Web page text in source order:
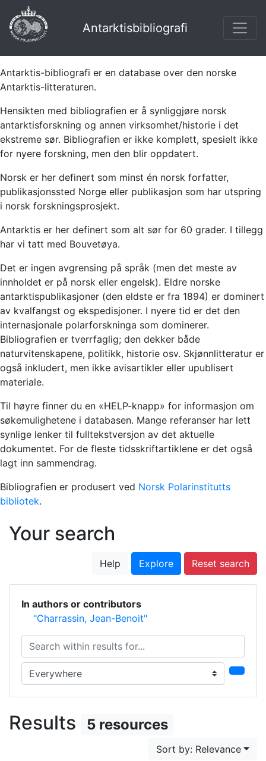
Antarktisbibliografi
Antarktis-bibliografi er en database over den norske
Antarktis-litteraturen.
Hensikten med bibliografien er å synliggjøre norsk
antarktisforskning og annen virksomhet/historie i det
ekstreme sør. Bibliografien er ikke komplett, spesielt ikke
for nyere forskning, men den blir oppdatert.
Norsk er her definert som minst én norsk forfatter,
publikasjonssted Norge eller publikasjon som har utspring
i norsk forskningsprosjekt.
Antarktis er her definert som alt sør for 60 grader. I tillegg
har vi tatt med Bouvetøya.
Det er ingen avgrensing på språk (men det meste av
innholdet er på norsk eller engelsk). Eldre norske
antarktispublikasjoner (den eldste er fra 1894) er dominert
av kvalfangst og ekspedisjoner. I nyere tid er det den
internasjonale polarforskninga som dominerer.
Bibliografien er tverrfaglig; den dekker både
naturvitenskapene, politikk, historie osv. Skjønnlitteratur er
også inkludert, men ikke avisartikler eller upublisert
materiale.
Til høyre finner du en «HELP-knapp» for informasjon om
søkemulighetene i databasen. Mange referanser har lett
synlige lenker til fulltekstversjon av det aktuelle
dokumentet. For de fleste tidsskriftartiklene er det også
lagt inn sammendrag.
Bibliografien er produsert ved Norsk Polarinstitutts
bibliotek.
Your search
Help Explore Reset search
In authors or contributors
"Charrassin, Jean-Benoit"
Search within results for...
Search in...
Results 5 resources
Sort by: Relevance